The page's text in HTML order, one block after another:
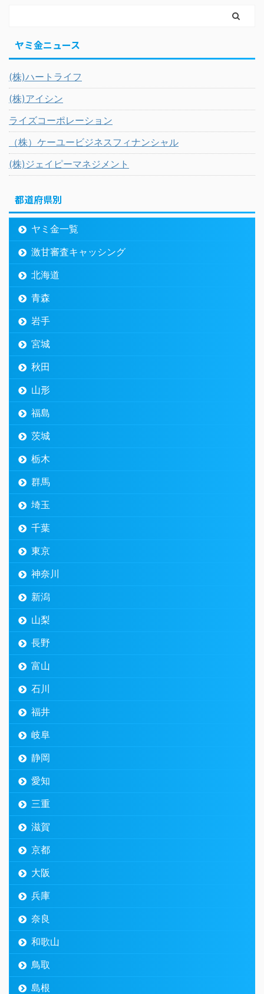
ヤミ金ニュース
(株)ハートライフ
(株)アイシン
ライズコーポレーション
（株）ケーユービジネスフィナンシャル
(株)ジェイピーマネジメント
都道府県別
ヤミ金一覧
激甘審査キャッシング
北海道
青森
岩手
宮城
秋田
山形
福島
茨城
栃木
群馬
埼玉
千葉
東京
神奈川
新潟
山梨
長野
富山
石川
福井
岐阜
静岡
愛知
三重
滋賀
京都
大阪
兵庫
奈良
和歌山
鳥取
島根